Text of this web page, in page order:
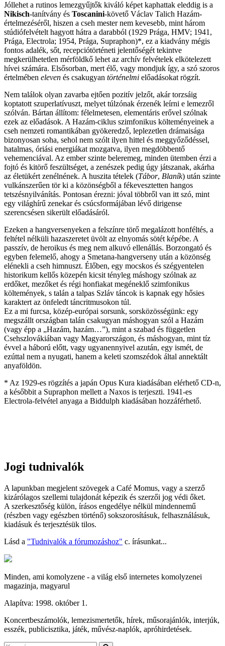
Jóllehet a rutinos lemezgyűjtők kiváló képet kaphattak eleddig is a
Nikisch-tanítvány és Toscanini-követő Václav Talich Hazám-
értelmezéséről, hiszen a cseh mester nem kevesebb, mint három
stúdiófelvételt hagyott hátra a darabból (1929 Prága, HMV; 1941,
Prága, Electrola; 1954, Prága, Supraphon)*, ez a kiadvány mégis
fontos adalék, sőt, recepciótörténeti jelentőségét tekintve
megkerülhetetlen mérföldkő lehet az archív felvételek elkötelezett
hívei számára. Elsősorban, mert élő, vagy mondjuk így, a szó szoros
értelmében eleven és csakugyan történelmi előadásokat rögzít.
Nem találok olyan zavarba ejtően pozitív jelzőt, akár torzsáig
koptatott szuperlatívuszt, melyet túlzónak érzenék leírni e lemezről
szólván. Bártan állítom: félelmetesen, elementáris erővel szólnak
ezek az előadások. A Hazám-ciklus szimfonikus költeményeinek a
cseh nemzeti romantikában gyökeredző, leplezetlen drámaisága
bizonyosan soha, sehol nem szólt ilyen hittel és meggyőződéssel,
hatalmas, óriási energiákat mozgatva, ilyen megdöbbentő
vehemenciával. Az ember szinte beleremeg, minden ütemben érzi a
fojtó és kitörő feszültséget, a zenészek pedig úgy játszanak, akárha
az életükért zenélnének. A huszita tételek (Tábor, Blaník) után szinte
vulkánszerűen tör ki a közönségből a fékevesztetten hangos
tetszésnyilvánítás. Pontosan érezni: jóval többről van itt szó, mint
egy világhírű zenekar és csúcsformájában lévő dirigense
szerencsésen sikerült előadásáról.
Ezeken a hangversenyeken a felszínre törő megalázott honféltés, a
feltétel nélküli hazaszeretet üvölt az elnyomás sötét képébe. A
passzív, de heroikus és meg nem alkuvó ellenállás. Borzongató és
egyben felemelő, ahogy a Smetana-hangverseny után a közönség
elénekli a cseh himnuszt. Élőben, egy mocskos és szégyentelen
historikum kellős közepén kicsit tényleg máshogy szólnak az
erdőket, mezőket és régi honfiakat megéneklő szimfonikus
költemények, s talán a talpas Szláv táncok is kapnak egy hősies
karaktert az önfeledt táncritmusokon túl.
Ez a mi furcsa, közép-európai sorsunk, sorsközösségünk: egy
megszállt országban talán csakugyan máshogyan szól a Hazám
(vagy épp a „Hazám, hazám…”), mint a szabad és független
Csehszlovákiában vagy Magyarországon, és máshogyan, mint tíz
évvel a háború előtt, vagy ugyanennyivel azután, egy ismét, de
ezúttal nem a nyugati, hanem a keleti szomszédok által annektált
anyaföldön.
* Az 1929-es rögzítés a japán Opus Kura kiadásában elérhető CD-n,
a későbbit a Supraphon mellett a Naxos is terjeszti. 1941-es
Electrola-felvétel anyaga a Biddulph kiadásában hozzáférhető.
Jogi tudnivalók
A lapunkban megjelent szövegek a Café Momus, vagy a szerző
kizárólagos szellemi tulajdonát képezik és szerzői jog védi őket.
A szerkesztőség külön, írásos engedélye nélkül mindennemű
(részben vagy egészben történő) sokszorosításuk, felhasználásuk,
kiadásuk és terjesztésük tilos.
Lásd a "Tudnivalók a fórumozáshoz" c. írásunkat...
Minden, ami komolyzene - a világ első internetes komolyzenei
magazinja, magyarul
Alapítva: 1998. október 1.
Koncertbeszámolók, lemezismertetők, hírek, műsorajánlók, interjúk,
esszék, publicisztika, játék, művész-naplók, apróhirdetések.